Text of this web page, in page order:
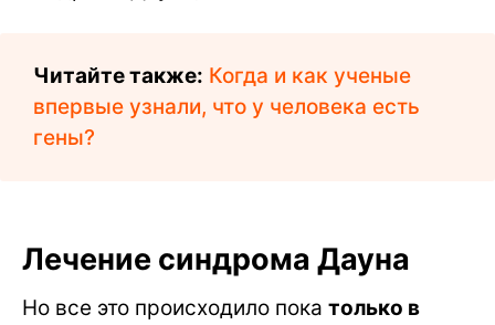
Читайте также: Когда и как ученые
впервые узнали, что у человека есть
гены?
Лечение синдрома Дауна
Но все это происходило пока только в